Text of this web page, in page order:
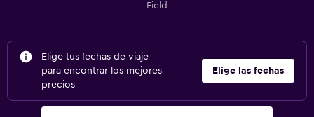
Field
Elige tus fechas de viaje
para encontrar los mejores
precios
Elige las fechas